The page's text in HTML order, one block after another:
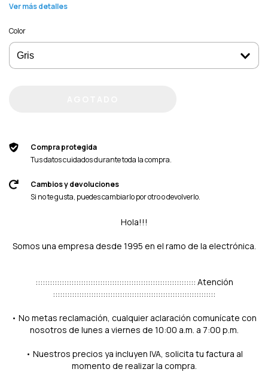
Ver más detalles
Color
Compra protegida
Tus datos cuidados durante toda la compra.
Cambios y devoluciones
Si no te gusta, puedes cambiarlo por otro o devolverlo.
Hola!!!
Somos una empresa desde 1995 en el ramo de la electrónica.
::::::::::::::::::::::::::::::::::::::::::::::::::::::::::::::::::: Atención
::::::::::::::::::::::::::::::::::::::::::::::::::::::::::::::::::::
• No metas reclamación, cualquier aclaración comunícate con
nosotros de lunes a viernes de 10:00 a.m. a 7:00 p.m.
• Nuestros precios ya incluyen IVA, solicita tu factura al
momento de realizar la compra.